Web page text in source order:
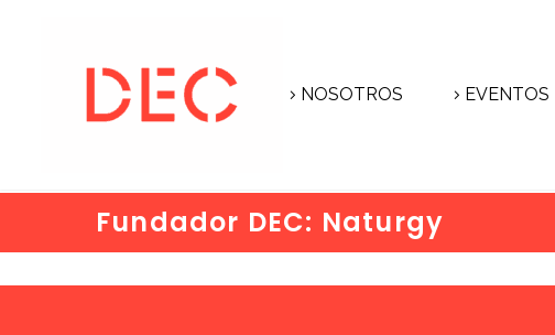
NOSOTROS EVENTOS
Fundador DEC: Naturgy